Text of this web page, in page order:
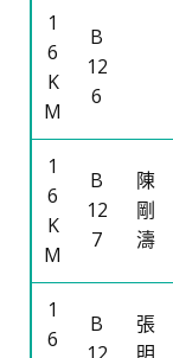
1
6
K
M
B
12
6
1
6
K
M
B
12
7
陳
剛
濤
1
6
B
張